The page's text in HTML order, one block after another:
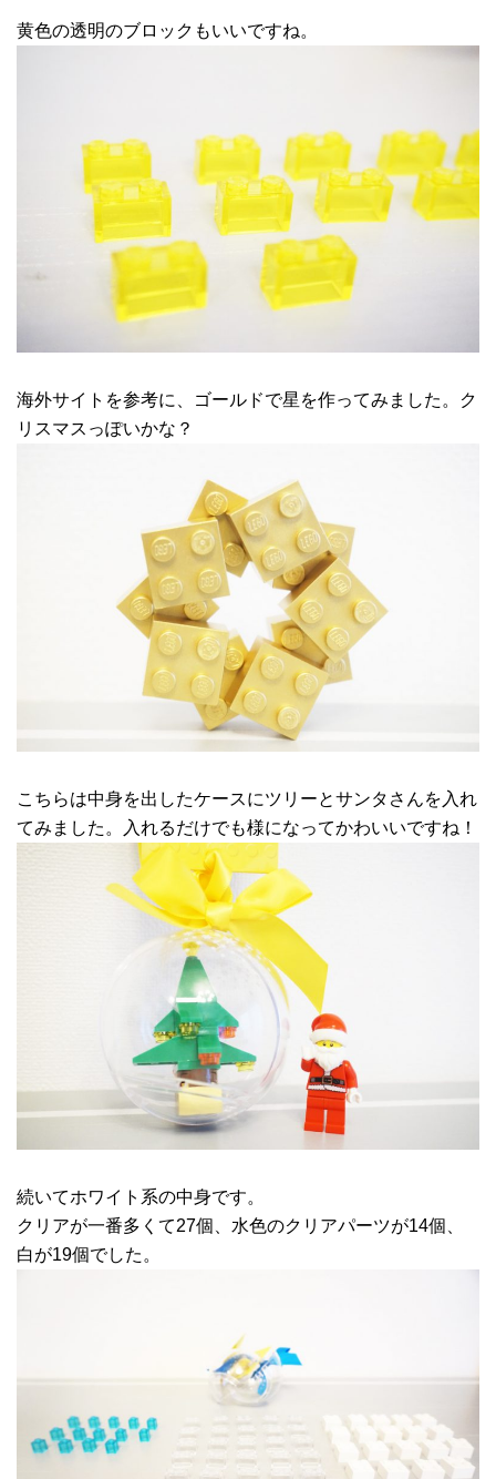
黄色の透明のブロックもいいですね。
海外サイトを参考に、ゴールドで星を作ってみました。ク
リスマスっぽいかな？
こちらは中身を出したケースにツリーとサンタさんを入れ
てみました。入れるだけでも様になってかわいいですね！
続いてホワイト系の中身です。
クリアが一番多くて27個、水色のクリアパーツが14個、
白が19個でした。